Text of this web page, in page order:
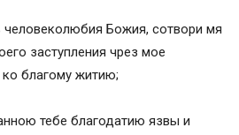
Божия, сотвори мя
заступления чрез мое
благому житию;
тебе благодатию язвы и